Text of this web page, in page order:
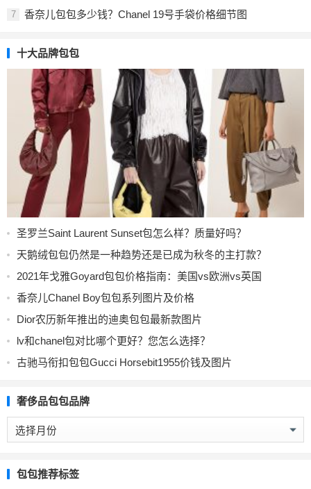
7 香奈儿包包多少钱？Chanel 19号手袋价格细节图
十大品牌包包
圣罗兰Saint Laurent Sunset包怎么样？质量好吗？
天鹅绒包包仍然是一种趋势还是已成为秋冬的主打款？
2021年戈雅Goyard包包价格指南：美国vs欧洲vs英国
香奈儿Chanel Boy包包系列图片及价格
Dior农历新年推出的迪奥包包最新款图片
lv和chanel包对比哪个更好？您怎么选择？
古驰马衔扣包包Gucci Horsebit1955价钱及图片
奢侈品包包品牌
奢
侈
包
包
包包推荐标签